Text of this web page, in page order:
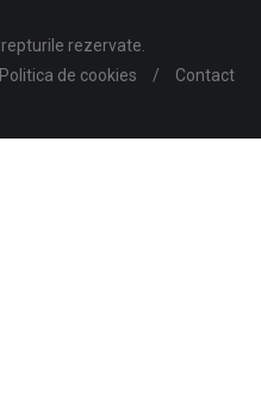
rezervate.
Politica de cookies / Contact